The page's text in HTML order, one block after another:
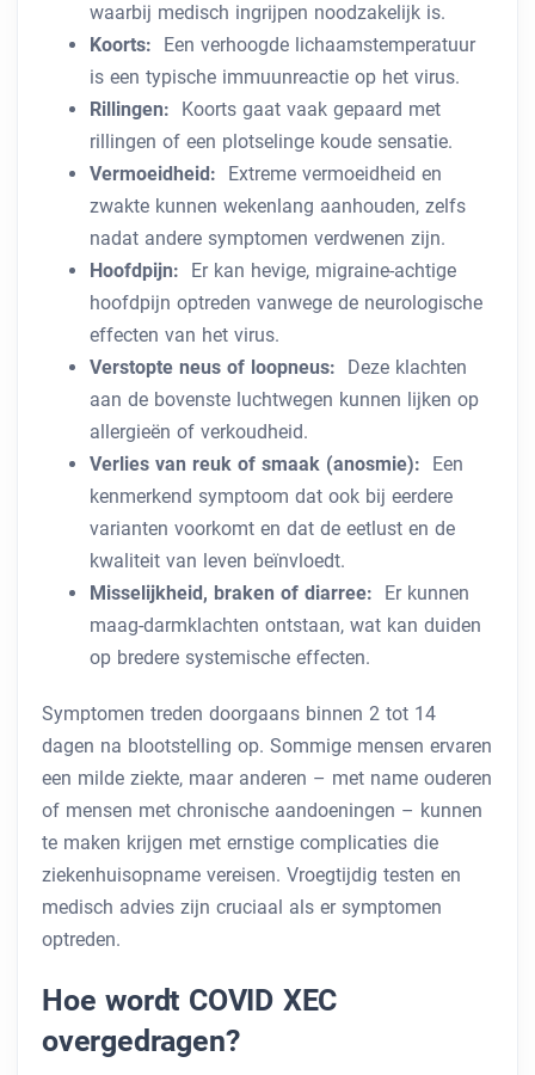
waarbij medisch ingrijpen noodzakelijk is.
Koorts: Een verhoogde lichaamstemperatuur
is een typische immuunreactie op het virus.
Rillingen: Koorts gaat vaak gepaard met
rillingen of een plotselinge koude sensatie.
Vermoeidheid: Extreme vermoeidheid en
zwakte kunnen wekenlang aanhouden, zelfs
nadat andere symptomen verdwenen zijn.
Hoofdpijn: Er kan hevige, migraine-achtige
hoofdpijn optreden vanwege de neurologische
effecten van het virus.
Verstopte neus of loopneus: Deze klachten
aan de bovenste luchtwegen kunnen lijken op
allergieën of verkoudheid.
Verlies van reuk of smaak (anosmie): Een
kenmerkend symptoom dat ook bij eerdere
varianten voorkomt en dat de eetlust en de
kwaliteit van leven beïnvloedt.
Misselijkheid, braken of diarree: Er kunnen
maag-darmklachten ontstaan, wat kan duiden
op bredere systemische effecten.
Symptomen treden doorgaans binnen 2 tot 14
dagen na blootstelling op. Sommige mensen ervaren
een milde ziekte, maar anderen – met name ouderen
of mensen met chronische aandoeningen – kunnen
te maken krijgen met ernstige complicaties die
ziekenhuisopname vereisen. Vroegtijdig testen en
medisch advies zijn cruciaal als er symptomen
optreden.
Hoe wordt COVID XEC
overgedragen?